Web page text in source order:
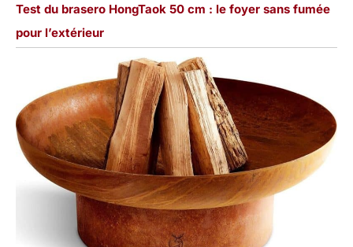
Test du brasero HongTaok 50 cm : le foyer sans fumée
pour l’extérieur